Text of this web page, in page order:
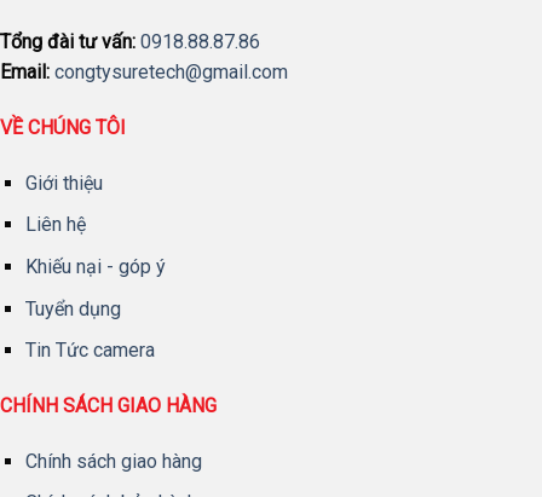
Tổng đài tư vấn: 0918.88.87.86
Email: congtysuretech@gmail.com
VỀ CHÚNG TÔI
Giới thiệu
Liên hệ
Khiếu nại - góp ý
Tuyển dụng
Tin Tức camera
CHÍNH SÁCH GIAO HÀNG
Chính sách giao hàng